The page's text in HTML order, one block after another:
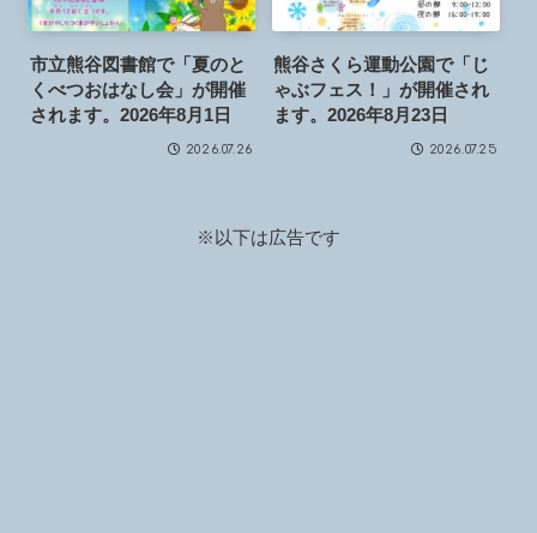
市立熊谷図書館で「夏のと
くべつおはなし会」が開催
されます。2026年8月1日
2026.07.26
熊谷さくら運動公園で「じ
ゃぶフェス！」が開催され
ます。2026年8月23日
2026.07.25
※以下は広告です